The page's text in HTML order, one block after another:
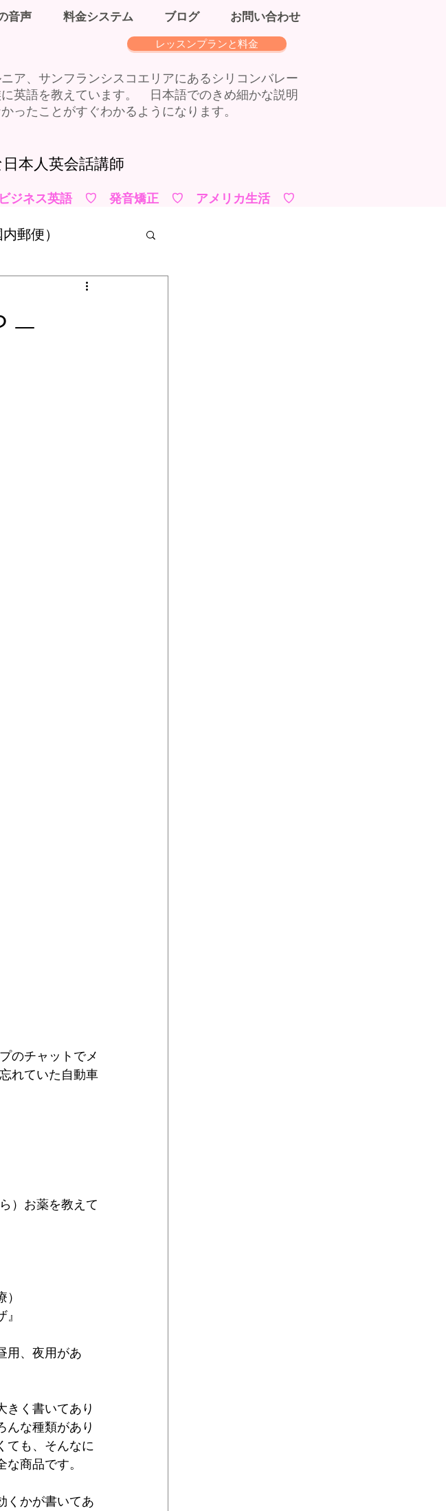
ア、サンフランシスコエリアにあるシリコンバレー
英語を教えています。 日本語でのきめ細かな説明
ったことがすぐわかるようになります。
本人英会話講師
ス英語 ♡ 発音矯正 ♡ アメリカ生活 ♡
音声 料金システム ブログ お問い合わせ
レッスンプランと料金
郵便）
ェック 英語
のチャットでメ
れていた自動車
）お薬を教えて
用、夜用があ
きく書いてあり
んな種類があり
ても、そんなに
商品です。
くかが書いてあ